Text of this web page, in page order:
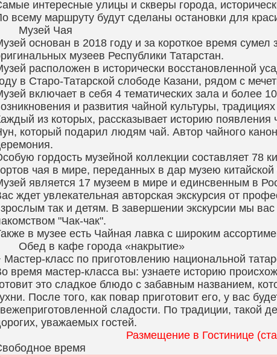
интересные улицы и скверы города,
всему маршруту будут сделаны остановки для
Музей Чая
основан в 2018 году и за короткое время
музеев Республики Татарстан.
расположен в исторически восстановленной
в Старо-Татарской слободе Казани, рядом с
включает в себя 4 тематических зала и более
и развития чайной культуры,
из которых, рассказывает историю
который подарил людям чай. Автор чайного
гордость музейной коллекции составляет 78
чая в мире, переданных в дар музею
является 17 музеем в мире и единсвенным в
ждет увлекательная авторская экскурсия от
так и детям. В завершении экскурсии мы
"Чак-чак".
в музее есть Чайная лавка с широким
Обед в кафе города «накрытие»
Мастер-класс по приготовлению национальной
время мастер-класса вы: узнаете историю
это сладкое блюдо с забавным названием,
После того, как повар приготовит его, у вас
сладости. По традиции, такой
уважаемых гостей.
Размещение в Гостинице
время